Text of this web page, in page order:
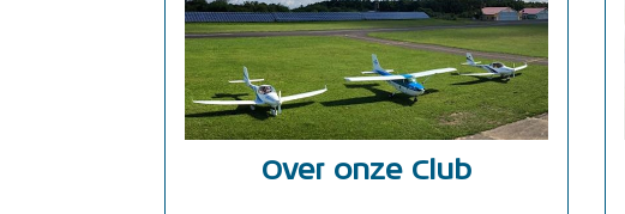
Over onze Club